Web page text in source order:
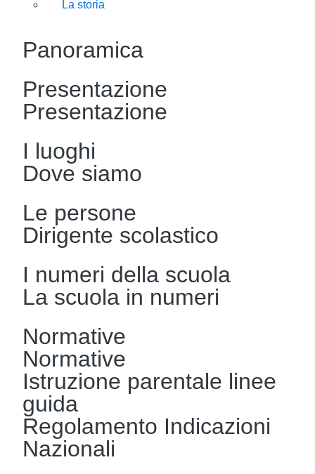
La storia
Panoramica
Presentazione
Presentazione
I luoghi
Dove siamo
Le persone
Dirigente scolastico
I numeri della scuola
La scuola in numeri
Normative
Normative
Istruzione parentale linee
guida
Regolamento Indicazioni
Nazionali